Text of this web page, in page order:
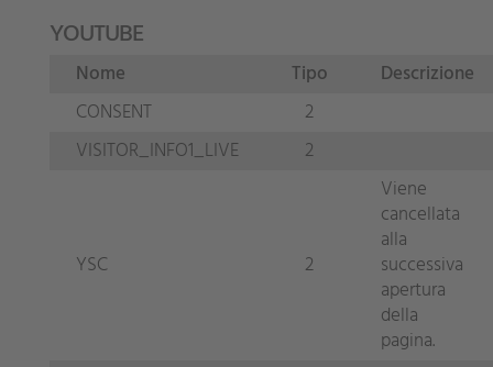
YOUTUBE
Nome Tipo
Descrizione
CONSENT
2
VISITOR_INFO1_LIVE
2
YSC 2
Viene
cancellata
alla
successiva
apertura
della
pagina.